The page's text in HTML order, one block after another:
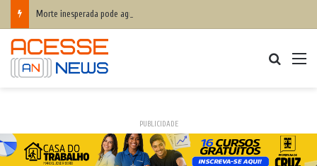
Morte inesperada pode agravar desequilíbrio financeiro das famílias
PUBLICIDADE